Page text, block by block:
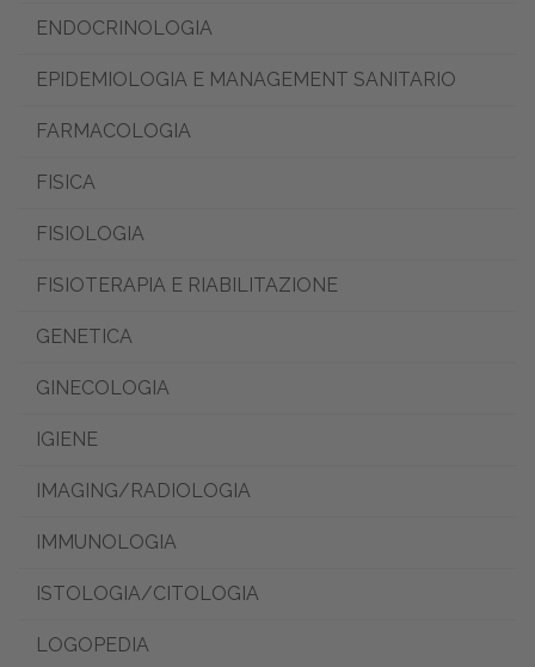
ENDOCRINOLOGIA
EPIDEMIOLOGIA E MANAGEMENT SANITARIO
FARMACOLOGIA
FISICA
FISIOLOGIA
FISIOTERAPIA E RIABILITAZIONE
GENETICA
GINECOLOGIA
IGIENE
IMAGING/RADIOLOGIA
IMMUNOLOGIA
ISTOLOGIA/CITOLOGIA
LOGOPEDIA